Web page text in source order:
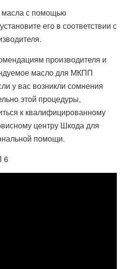
масла с помощью
его в соответствии с
производителя и
масло для МКПП
у вас возникли сомнения
этой процедуры,
к квалифицированному
центру Шкода для
помощи.
6